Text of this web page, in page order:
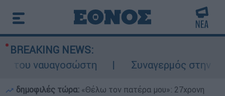
BREAKING NEWS:
ναυαγοσώστη
Συναγερμός στην
δημοφιλές τώρα: «Θέλω τον πατέρα μου»: 27χρονη